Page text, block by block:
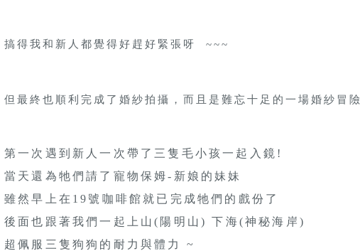
搞得我和新人都覺得好趕好緊張呀 ~~~
但最終也順利完成了婚紗拍攝，而且是難忘十足的一場婚紗冒險
第一次遇到新人一次帶了三隻毛小孩一起入鏡!
當天還為牠們請了寵物保姆-新娘的妹妹
雖然早上在19號咖啡館就已完成牠們的戲份了
後面也跟著我們一起上山(陽明山) 下海(神秘海岸)
超佩服三隻狗狗的耐力與體力 ~